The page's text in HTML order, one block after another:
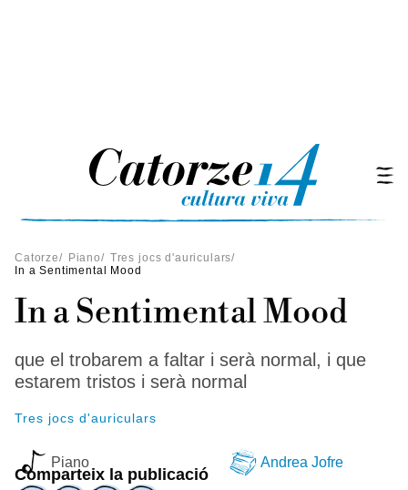
Catorze/ Piano/ Tres jocs d'auriculars/
In a Sentimental Mood
In a Sentimental Mood
que el trobarem a faltar i serà normal, i que
estarem tristos i serà normal
Tres jocs d'auriculars
Piano Andrea Jofre
Comparteix la publicació